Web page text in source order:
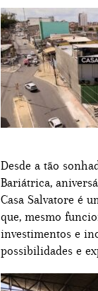
Desde a tão
Bariátrica,
Casa Salvatore é
que, mesmo
investimentos e
possibilidades e